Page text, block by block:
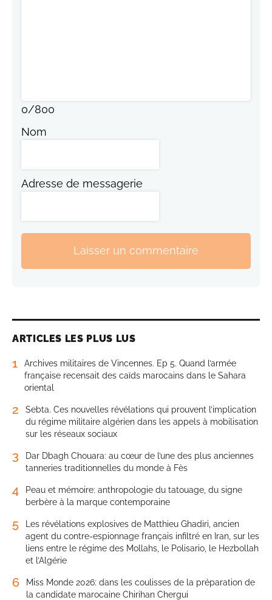
0/800
Nom
Adresse de messagerie
Laisser un commentaire
ARTICLES LES PLUS LUS
1
Archives militaires de Vincennes. Ep 5. Quand l’armée
française recensait des caïds marocains dans le Sahara
oriental
2
Sebta. Ces nouvelles révélations qui prouvent l’implication
du régime militaire algérien dans les appels à mobilisation
sur les réseaux sociaux
3
Dar Dbagh Chouara: au cœur de l’une des plus anciennes
tanneries traditionnelles du monde à Fès
4
Peau et mémoire: anthropologie du tatouage, du signe
berbère à la marque contemporaine
5
Les révélations explosives de Matthieu Ghadiri, ancien
agent du contre-espionnage français infiltré en Iran, sur les
liens entre le régime des Mollahs, le Polisario, le Hezbollah
et l’Algérie
6
Miss Monde 2026: dans les coulisses de la préparation de
la candidate marocaine Chirihan Chergui